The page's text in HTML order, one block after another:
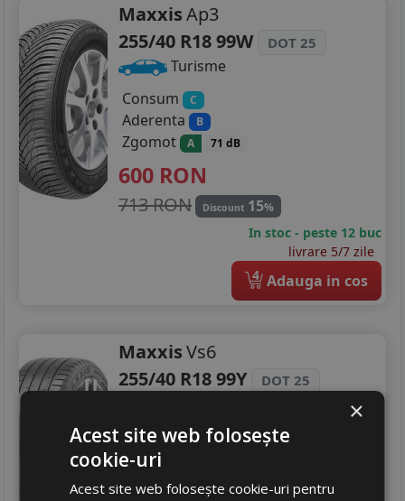
MaxxisAp3
255/40 R18 99W
DOT 25
Turisme
Consum
C
Aderenta B
Zgomot A 71 dB
600 RON
713 RON Discount 15%
In stoc - peste 12 buc
livrare 5/7 zile
4 Adauga in cos
MaxxisVs6
255/40 R18 99Y
DOT 25
Consum C
Aderenta
Zgomot 72 dB
×
Acest site web folosește
cookie-uri
Acest site web folosește cookie-uri pentru